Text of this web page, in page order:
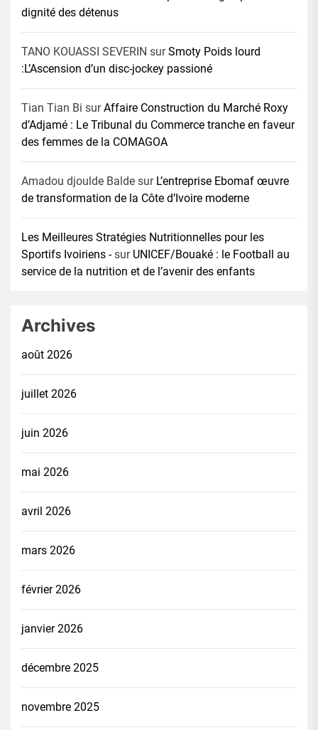
dignité des détenus
TANO KOUASSI SEVERIN surSmoty Poids lourd
:L’Ascension d’un disc-jockey passioné
Tian Tian Bi surAffaire Construction du Marché Roxy
d’Adjamé : Le Tribunal du Commerce tranche en faveur
des femmes de la COMAGOA
Amadou djoulde Balde sur L’entreprise Ebomaf œuvre
de transformation de la Côte d’Ivoire moderne
Les Meilleures Stratégies Nutritionnelles pour les
Sportifs Ivoiriens -sur UNICEF/Bouaké : le Football au
service de la nutrition et de l’avenir des enfants
Archives
août 2026
juillet 2026
juin 2026
mai 2026
avril 2026
mars 2026
février 2026
janvier 2026
décembre 2025
novembre 2025